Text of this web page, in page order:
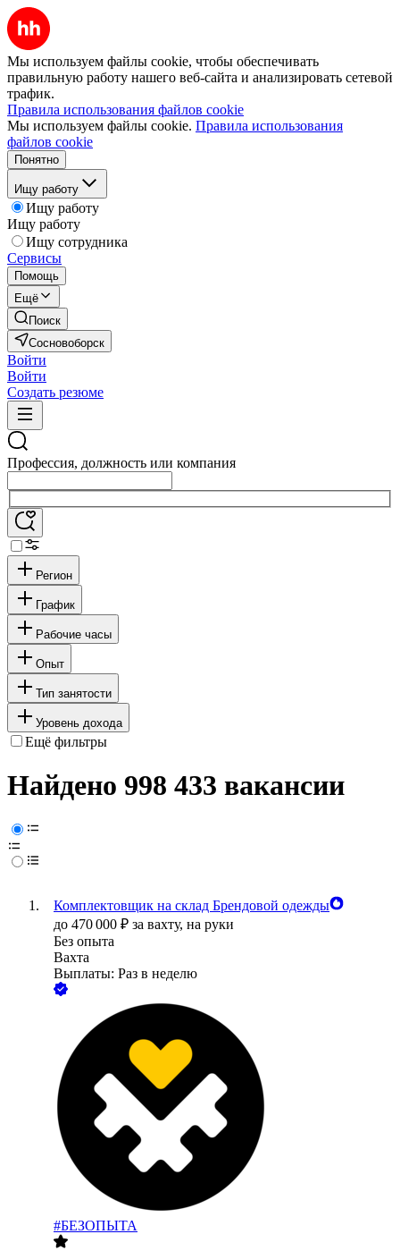
Мы используем файлы cookie, чтобы обеспечивать
правильную работу нашего веб-сайта и анализировать сетевой
трафик.
Правила использования файлов cookie
Мы используем файлы cookie. Правила использования
файлов cookie
Понятно
Ищу работу
Ищу работу
Ищу работу
Ищу сотрудника
Сервисы
Помощь
Ещё
Поиск
Сосновоборск
Войти
Войти
Создать резюме
Профессия, должность или компания
Регион
График
Рабочие часы
Опыт
Тип занятости
Уровень дохода
Ещё фильтры
Найдено 998 433 вакансии
Комплектовщик на склад Брендовой одежды
до 470 000 ₽ за вахту, на руки
Без опыта
Вахта
Выплаты: Раз в неделю
#БЕЗОПЫТА